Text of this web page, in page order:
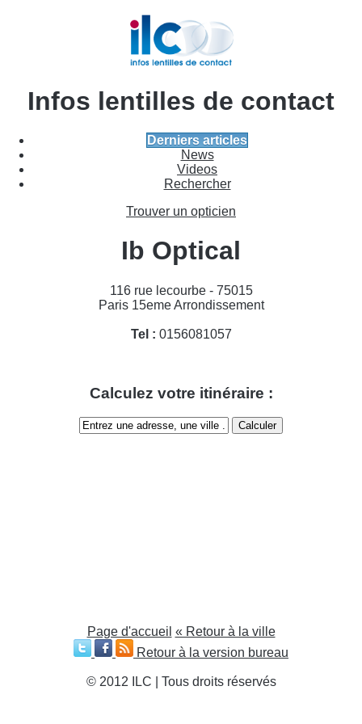
Infos lentilles de contact
Derniers articles
News
Videos
Rechercher
Trouver un opticien
Ib Optical
116 rue lecourbe - 75015
Paris 15eme Arrondissement
Tel : 0156081057
Calculez votre itinéraire :
Page d'accueil « Retour à la ville
Retour à la version bureau
© 2012 ILC | Tous droits réservés